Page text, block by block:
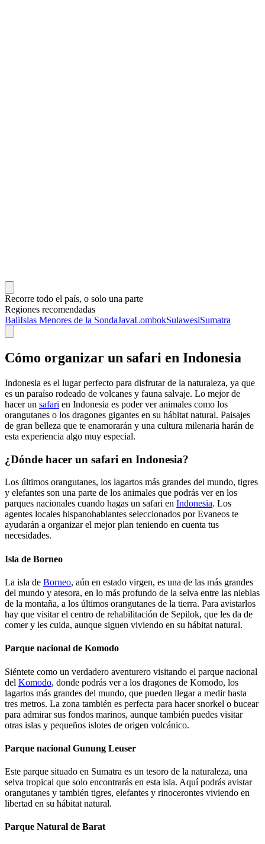
Recorre todo el país, o solo una parte
Regiones recomendadas
BaliIslas Menores de la SondaJavaLombokSulawesiSumatra
Cómo organizar un safari en Indonesia
Indonesia es el lugar perfecto para disfrutar de la naturaleza, ya que
es un paraíso rodeado de volcanes y fauna salvaje. Lo mejor de
hacer un safari en Indonesia es poder ver animales como los
orangutanes o los dragones gigantes en su hábitat natural. Paisajes
de gran belleza que te enamorarán y una cultura milenaria harán de
esta experiencia algo muy especial.
¿Dónde hacer un safari en Indonesia?
Los últimos orangutanes, los lagartos más grandes del mundo, tigres
y elefantes son una parte de los animales que podrás ver en los
parques nacionales cuando hagas un safari en Indonesia. Los
agentes locales hispanohablantes seleccionados por Evaneos te
ayudarán a organizar el mejor plan teniendo en cuenta tus
necesidades.
Isla de Borneo
La isla de Borneo, aún en estado virgen, es una de las más grandes
del mundo y atesora, en lo más profundo de la selva entre las nieblas
de la montaña, a los últimos orangutanes de la tierra. Para avistarlos
hay que visitar el centro de rehabilitación de Sepilok, que les da de
comer y les cuida, aunque siguen viviendo en su hábitat natural.
Parque nacional de Komodo
Siéntete como un verdadero aventurero visitando el parque nacional
del Komodo, donde podrás ver a los dragones de Komodo, los
lagartos más grandes del mundo, que pueden llegar a medir hasta
tres metros. La zona también es perfecta para hacer snorkel o bucear
para admirar sus fondos marinos, aunque también puedes visitar
otras islas y pequeños islotes de origen volcánico.
Parque nacional Gunung Leuser
Este parque situado en Sumatra es un tesoro de la naturaleza, una
selva tropical que solo encontrarás en esta isla. Aquí podrás avistar
orangutanes y también tigres, elefantes y rinocerontes viviendo en
libertad en su hábitat natural.
Parque Natural de Barat